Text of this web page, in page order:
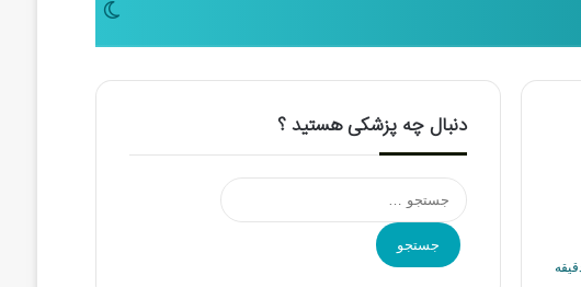
برای
تغییر
دنبال چه پزشکی هستید ؟
جستجو
برای: